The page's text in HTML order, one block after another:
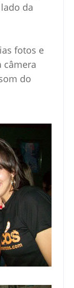
da
fotos e
câmera
do